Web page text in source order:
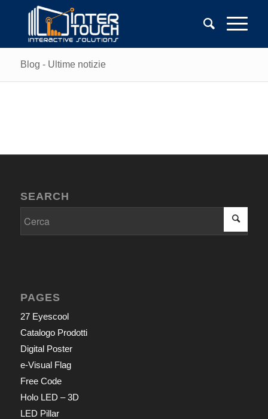
Blog - Ultime notizie
SEARCH
PAGES
27 Eyescool
Catalogo Prodotti
Digital Poster
e-Visual Flag
Free Code
Holo LED – 3D
LED Pillar